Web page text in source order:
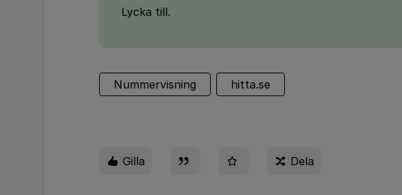
Lycka till.
Nummervisning hitta.se
Gilla Dela